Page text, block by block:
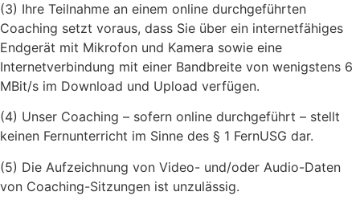
(3) Ihre Teilnahme an einem online durchgeführten
Coaching setzt voraus, dass Sie über ein internetfähiges
Endgerät mit Mikrofon und Kamera sowie eine
Internetverbindung mit einer Bandbreite von wenigstens 6
MBit/s im Download und Upload verfügen.
(4) Unser Coaching – sofern online durchgeführt – stellt
keinen Fernunterricht im Sinne des § 1 FernUSG dar.
(5) Die Aufzeichnung von Video- und/oder Audio-Daten
von Coaching-Sitzungen ist unzulässig.